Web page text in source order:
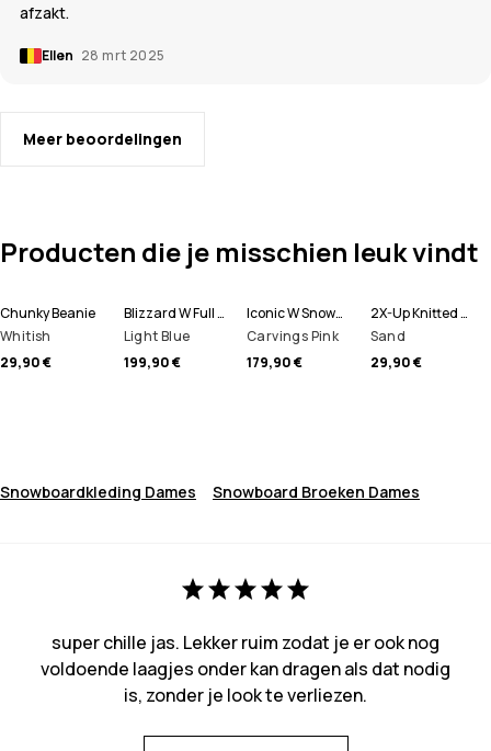
afzakt.
Ellen 28 mrt 2025
Meer beoordelingen
Producten die je misschien leuk vindt
Chunky Beanie
Whitish
29,90 €
Blizzard W Full Zip Snowboard jas Dames
Light Blue
199,90 €
Iconic W Snowboard Broek Dames
Carvings Pink
179,90 €
2X-Up Knitted Skimasker
Sand
29,90 €
Snowboardkleding Dames Snowboard Broeken Dames
super chille jas. Lekker ruim zodat je er ook nog
voldoende laagjes onder kan dragen als dat nodig
is, zonder je look te verliezen.